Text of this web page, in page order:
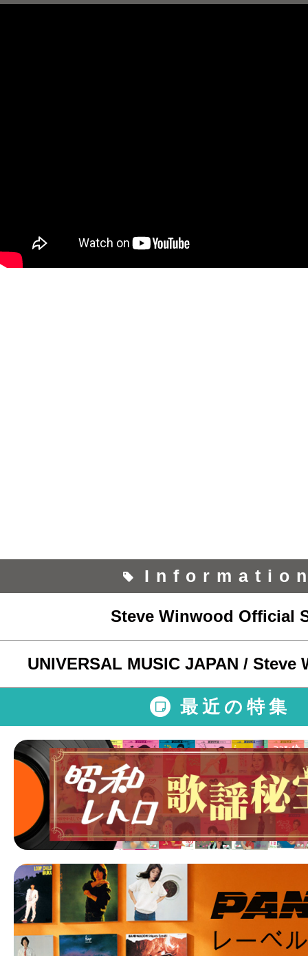
Steve Winwood Official
UNIVERSAL MUSIC JAPAN /
最近の特集